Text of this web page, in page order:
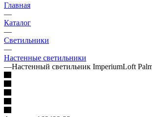
Главная
—
Каталог
—
Светильники
—
Настенные светильники
—Настенный светильник ImperiumLoft